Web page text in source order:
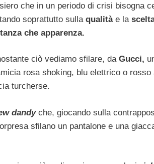
che in un periodo di crisi bisogna
soprattutto sulla qualità e la
che apparenza.
ciò vediamo sfilare, da Gucci,
rosa shoking, blu elettrico o
turcherse.
dandy che, giocando sulla
sfilano un pantalone e una